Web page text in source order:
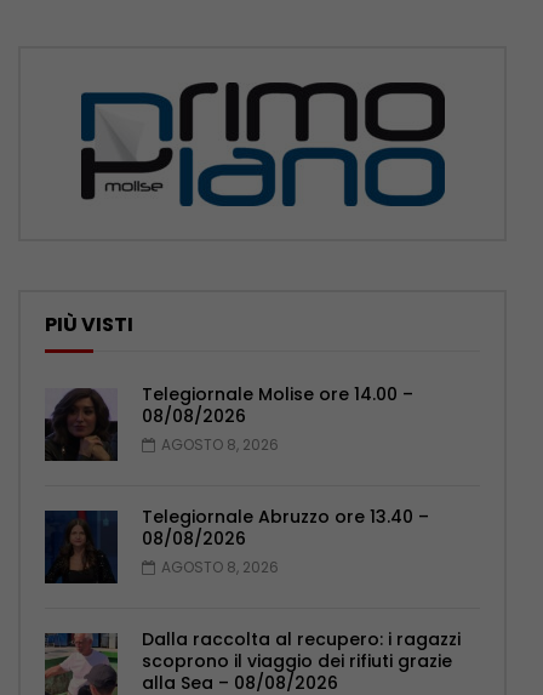
PIÙ VISTI
Telegiornale Molise ore 14.00 –
08/08/2026
AGOSTO 8, 2026
Telegiornale Abruzzo ore 13.40 –
08/08/2026
AGOSTO 8, 2026
Dalla raccolta al recupero: i ragazzi
scoprono il viaggio dei rifiuti grazie
alla Sea – 08/08/2026